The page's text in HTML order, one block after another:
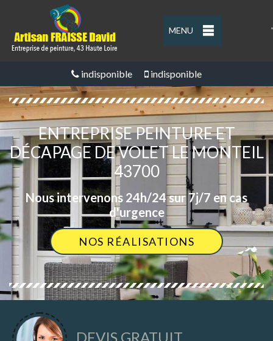
MENU '
indisponible indisponible
ENTREPRISE PEINTURE ET
DÉCAPAGE DE VOLET LE MONTEIL
43700
Nous intervenons 24h/24 sur 7j/7 en cas
d'urgence
NOS RÉALISATIONS
DEVIS GRATUIT